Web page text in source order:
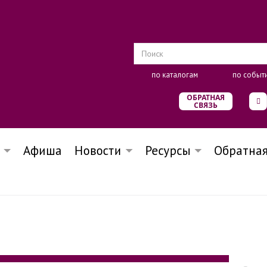
по каталогам по
ОБРАТНАЯ
СВЯЗЬ
Афиша Новости Ресурсы